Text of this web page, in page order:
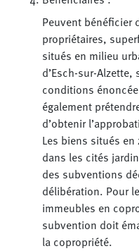
Peuvent bénéficier
propriétaires,
situés en milieu
d’Esch-sur-
conditions
également
d’obtenir
Les biens situés
dans les cités
des subventions
délibération. Pour
immeubles en
subvention doit
la copropriété.